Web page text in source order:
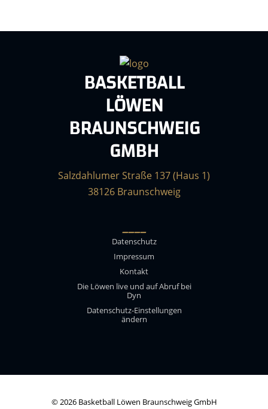
BASKETBALL
LÖWEN
BRAUNSCHWEIG
GMBH
Salzdahlumer Straße 137 (Haus 1)
38126 Braunschweig
____
Datenschutz
Impressum
Kontakt
Die Löwen live und auf Abruf bei
Dyn
Datenschutz-Einstellungen
ändern
© 2026 Basketball Löwen Braunschweig GmbH